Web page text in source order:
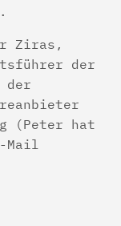
Ziras,
der
der
(Peter hat
Mail